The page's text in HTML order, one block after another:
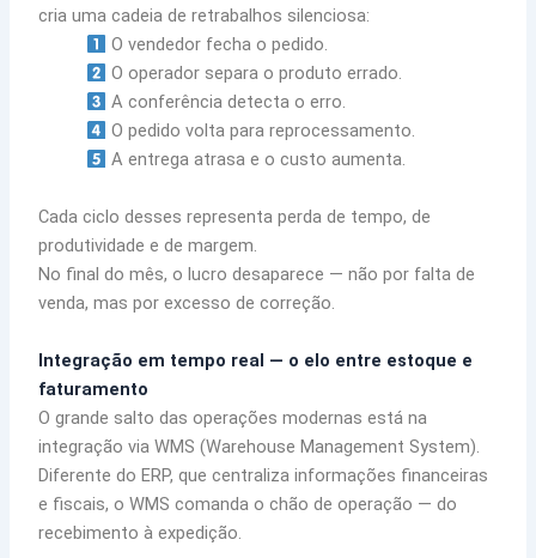
cria uma cadeia de retrabalhos silenciosa:
O vendedor fecha o pedido.
O operador separa o produto errado.
A conferência detecta o erro.
O pedido volta para reprocessamento.
A entrega atrasa e o custo aumenta.
Cada ciclo desses representa perda de tempo, de
produtividade e de margem.
No final do mês, o lucro desaparece — não por falta de
venda, mas por excesso de correção.
Integração em tempo real — o elo entre estoque e
faturamento
O grande salto das operações modernas está na
integração via WMS (Warehouse Management System).
Diferente do ERP, que centraliza informações financeiras
e fiscais, o WMS comanda o chão de operação — do
recebimento à expedição.